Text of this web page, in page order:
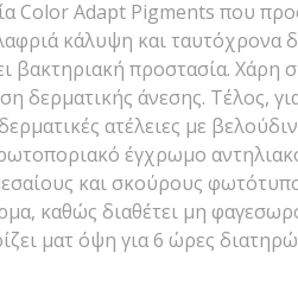
Color Adapt Pigments που
κάλυψη και ταυτόχρονα
βακτηριακή προστασία. Χάρη
δερματικής άνεσης. Τέλος,
ατέλειες με
έγχρωμο
και σκούρους
καθώς διαθέτει μη
ματ όψη για 6 ώρες